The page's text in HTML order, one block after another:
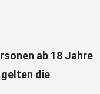
ab 18 Jahre
die